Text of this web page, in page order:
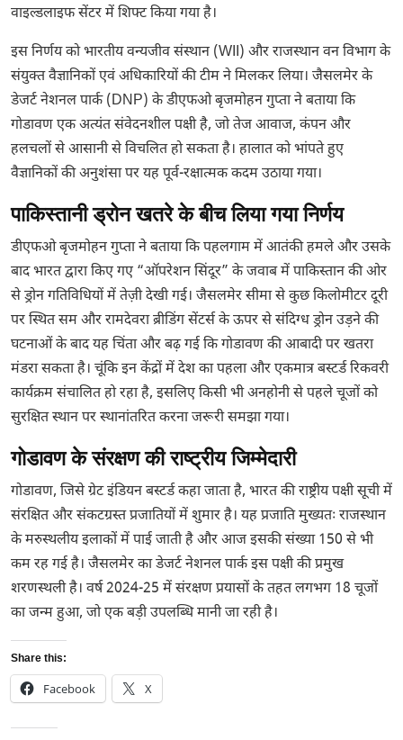
वाइल्डलाइफ सेंटर में शिफ्ट किया गया है।
इस निर्णय को भारतीय वन्यजीव संस्थान (WII) और राजस्थान वन विभाग के
संयुक्त वैज्ञानिकों एवं अधिकारियों की टीम ने मिलकर लिया। जैसलमेर के
डेजर्ट नेशनल पार्क (DNP) के डीएफओ बृजमोहन गुप्ता ने बताया कि
गोडावण एक अत्यंत संवेदनशील पक्षी है, जो तेज आवाज, कंपन और
हलचलों से आसानी से विचलित हो सकता है। हालात को भांपते हुए
वैज्ञानिकों की अनुशंसा पर यह पूर्व-रक्षात्मक कदम उठाया गया।
पाकिस्तानी ड्रोन खतरे के बीच लिया गया निर्णय
डीएफओ बृजमोहन गुप्ता ने बताया कि पहलगाम में आतंकी हमले और उसके
बाद भारत द्वारा किए गए “ऑपरेशन सिंदूर” के जवाब में पाकिस्तान की ओर
से ड्रोन गतिविधियों में तेज़ी देखी गई। जैसलमेर सीमा से कुछ किलोमीटर दूरी
पर स्थित सम और रामदेवरा ब्रीडिंग सेंटर्स के ऊपर से संदिग्ध ड्रोन उड़ने की
घटनाओं के बाद यह चिंता और बढ़ गई कि गोडावण की आबादी पर खतरा
मंडरा सकता है। चूंकि इन केंद्रों में देश का पहला और एकमात्र बस्टर्ड रिकवरी
कार्यक्रम संचालित हो रहा है, इसलिए किसी भी अनहोनी से पहले चूजों को
सुरक्षित स्थान पर स्थानांतरित करना जरूरी समझा गया।
गोडावण के संरक्षण की राष्ट्रीय जिम्मेदारी
गोडावण, जिसे ग्रेट इंडियन बस्टर्ड कहा जाता है, भारत की राष्ट्रीय पक्षी सूची में
संरक्षित और संकटग्रस्त प्रजातियों में शुमार है। यह प्रजाति मुख्यतः राजस्थान
के मरुस्थलीय इलाकों में पाई जाती है और आज इसकी संख्या 150 से भी
कम रह गई है। जैसलमेर का डेजर्ट नेशनल पार्क इस पक्षी की प्रमुख
शरणस्थली है। वर्ष 2024-25 में संरक्षण प्रयासों के तहत लगभग 18 चूजों
का जन्म हुआ, जो एक बड़ी उपलब्धि मानी जा रही है।
Share this:
Facebook X